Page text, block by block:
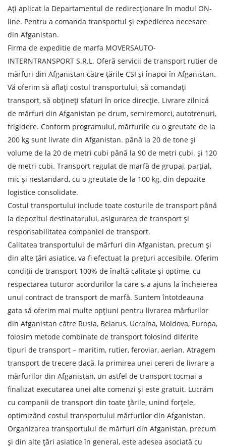
Ați aplicat la Departamentul de redirecționare în modul ON-
line. Pentru a comanda transportul și expedierea necesare
din Afganistan.
Firma de expeditie de marfa MOVERSAUTO-
INTERNTRANSPORT S.R.L. Oferă servicii de transport rutier de
mărfuri din Afganistan către țările CSI și înapoi în Afganistan.
Vă oferim să aflați costul transportului, să comandați
transport, să obțineți sfaturi în orice direcție. Livrare zilnică
de mărfuri din Afganistan pe drum, semiremorci, autotrenuri,
frigidere. Conform programului, mărfurile cu o greutate de la
200 kg sunt livrate din Afganistan. până la 20 de tone și
volume de la 20 de metri cubi până la 90 de metri cubi. și 120
de metri cubi. Transport regulat de marfă de grupaj, parțial,
mic și nestandard, cu o greutate de la 100 kg, din depozite
logistice consolidate.
Costul transportului include toate costurile de transport până
la depozitul destinatarului, asigurarea de transport și
responsabilitatea companiei de transport.
Calitatea transportului de mărfuri din Afganistan, precum și
din alte țări asiatice, va fi efectuat la prețuri accesibile. Oferim
condiții de transport 100% de înaltă calitate și optime, cu
respectarea tuturor acordurilor la care s-a ajuns la încheierea
unui contract de transport de marfă. Suntem întotdeauna
gata să oferim mai multe opțiuni pentru livrarea mărfurilor
din Afganistan către Rusia, Belarus, Ucraina, Moldova, Europa,
folosim metode combinate de transport folosind diferite
tipuri de transport – maritim, rutier, feroviar, aerian. Atragem
transport de trecere dacă, la primirea unei cereri de livrare a
mărfurilor din Afganistan, un astfel de transport tocmai a
finalizat executarea unei alte comenzi și este gratuit. Lucrăm
cu companii de transport din toate țările, unind forțele,
optimizând costul transportului mărfurilor din Afganistan.
Organizarea transportului de mărfuri din Afganistan, precum
și din alte țări asiatice în general, este adesea asociată cu
Aflați despre costurile de
expediere
Descarcă țara
Teren de descărcare
Orașul de descărcare de gestiune
Denumirea mărfii
Data de descărcare
Tipul de transport
Greutatea sarcinii, ( t )
Volumul încărcăturii
Persoana de contact
Numar de contact